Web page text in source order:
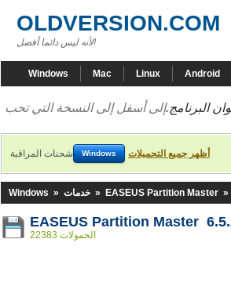
OLDVERSION.COM
لأنه ليس دائما أفضل!
Windows Mac Linux Android
البرنامج.
شحنات المراقبة Windows أظهر جميع التحميلات
Windows » خدمات » EASEUS Partition Master »
EASEUS Partition Master
22383 الحمولات